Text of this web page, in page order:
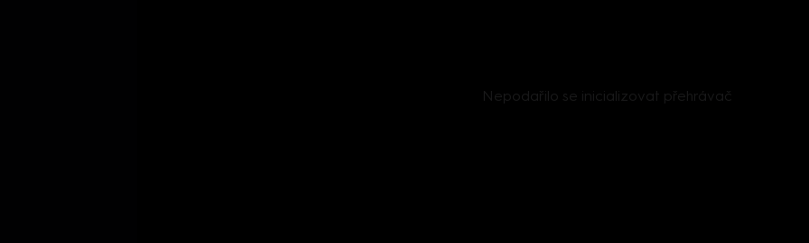
Nepodařilo se inicializovat přehrávač